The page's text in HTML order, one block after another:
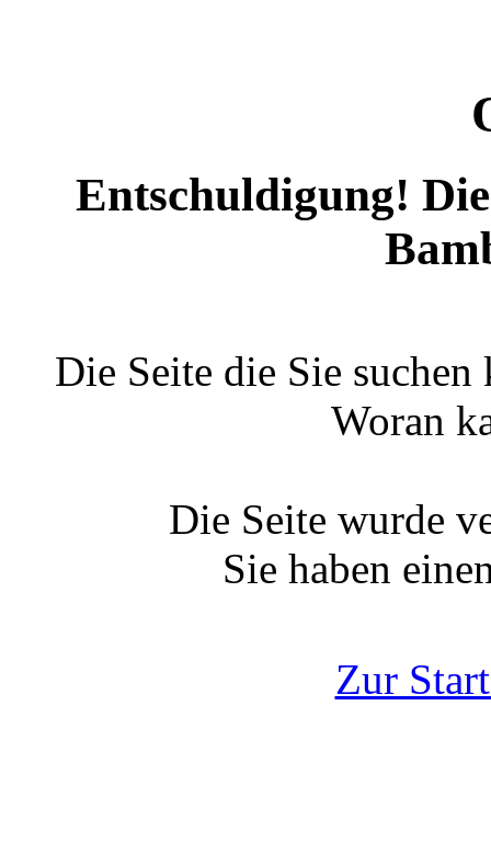
Entschuldigung!
Die Seite die Sie
Woran
Die Seite wurde
Sie haben
Zur